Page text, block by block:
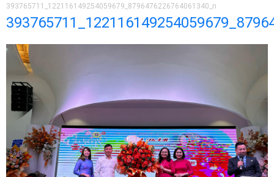
393765711_122116149254059679_8796476226764061340_n